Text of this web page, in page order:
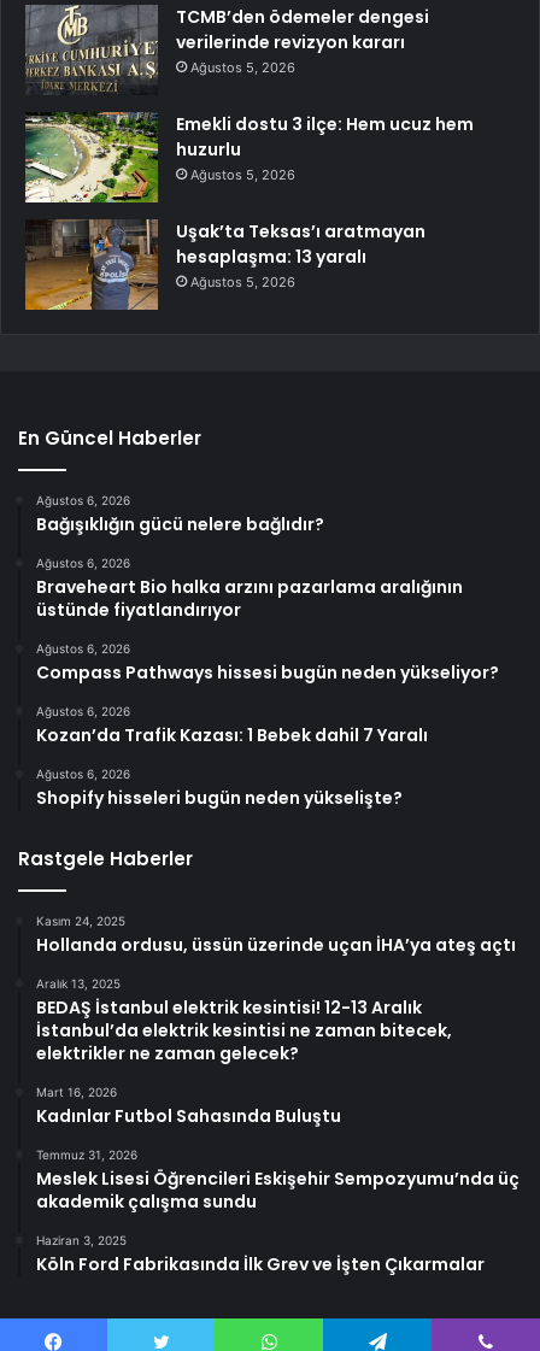
TCMB’den ödemeler dengesi
verilerinde revizyon kararı
Ağustos 5, 2026
Emekli dostu 3 ilçe: Hem ucuz hem
huzurlu
Ağustos 5, 2026
Uşak’ta Teksas’ı aratmayan
hesaplaşma: 13 yaralı
Ağustos 5, 2026
En Güncel Haberler
Ağustos 6, 2026
Bağışıklığın gücü nelere bağlıdır?
Ağustos 6, 2026
Braveheart Bio halka arzını pazarlama aralığının
üstünde fiyatlandırıyor
Ağustos 6, 2026
Compass Pathways hissesi bugün neden yükseliyor?
Ağustos 6, 2026
Kozan’da Trafik Kazası: 1 Bebek dahil 7 Yaralı
Ağustos 6, 2026
Shopify hisseleri bugün neden yükselişte?
Rastgele Haberler
Kasım 24, 2025
Hollanda ordusu, üssün üzerinde uçan İHA’ya ateş açtı
Aralık 13, 2025
BEDAŞ İstanbul elektrik kesintisi! 12-13 Aralık
İstanbul’da elektrik kesintisi ne zaman bitecek,
elektrikler ne zaman gelecek?
Mart 16, 2026
Kadınlar Futbol Sahasında Buluştu
Temmuz 31, 2026
Meslek Lisesi Öğrencileri Eskişehir Sempozyumu’nda üç
akademik çalışma sundu
Haziran 3, 2025
Köln Ford Fabrikasında İlk Grev ve İşten Çıkarmalar